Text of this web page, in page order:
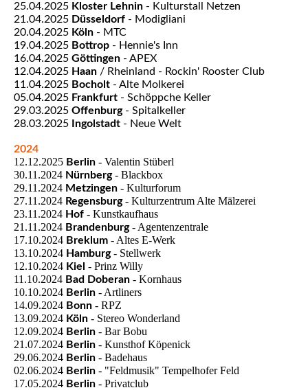
25.04.2025 Kloster Lehnin - Kulturstall Netzen
21.04.2025 Düsseldorf - Modigliani
20.04.2025 Köln - MTC
19.04.2025 Bottrop - Hennie's Inn
16.04.2025 Göttingen - APEX
12.04.2025 Haan / Rheinland - Rockin' Rooster Club
11.04.2025 Bocholt - Alte Molkerei
05.04.2025 Frankfurt - Schöppche Keller
29.03.2025 Offenburg- Spitalkeller
28.03.2025
Ingolstadt - Neue Welt
2024
12.12.2025 Berlin - Valentin Stüberl
30.11.2024 Nürnberg- Blackbox
29.11.2024 Metzingen - Kulturforum
27.11.2024 Regensburg- Kulturzentrum Alte Mälzerei
23.11.2024 Hof - Kunstkaufhaus
21.11.2024 Brandenburg- Agentenzentrale
17.10.2024 Breklum - Altes E-Werk
13.10.2024 Hamburg- Stellwerk
12.10.2024 Kiel - Prinz Willy
11.10.2024 Bad Doberan - Kornhaus
10.10.2024 Berlin - Artliners
14.09.2024 Bonn - RPZ
13.09.2024 Köln - Stereo Wonderland
12.09.2024 Berlin - Bar Bobu
21.07.2024 Berlin - Kunsthof Köpenick
29.06.2024 Berlin - Badehaus
02.06.2024 Berlin - "Feldmusik" Tempelhofer Feld
17.05.2024 Berlin - Privatclub